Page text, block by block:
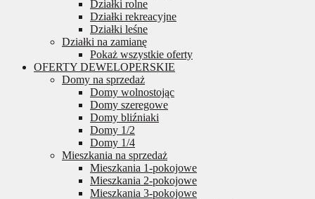
Działki rolne
Działki rekreacyjne
Działki leśne
Działki na zamianę
Pokaż wszystkie oferty
OFERTY DEWELOPERSKIE
Domy na sprzedaż
Domy wolnostojąc
Domy szeregowe
Domy bliźniaki
Domy 1/2
Domy 1/4
Mieszkania na sprzedaż
Mieszkania 1-pokojowe
Mieszkania 2-pokojowe
Mieszkania 3-pokojowe